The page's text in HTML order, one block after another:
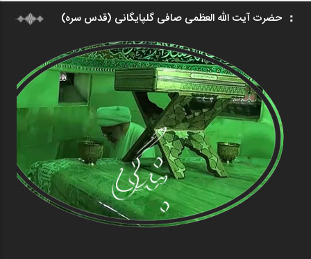
حضرت آیت الله العظمی صافی گلپایگانی (قدس سره)